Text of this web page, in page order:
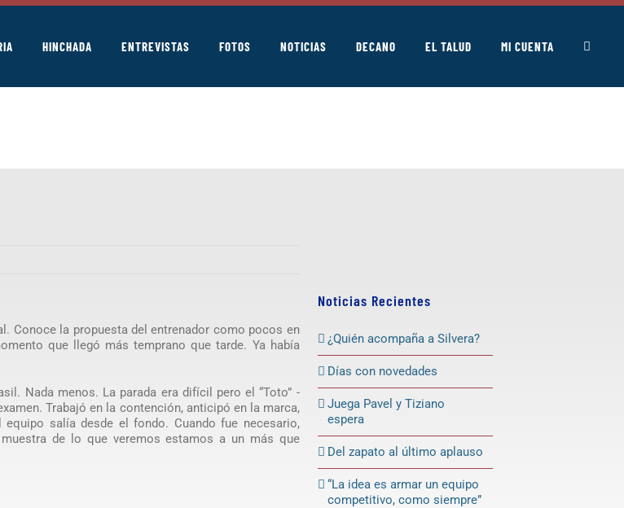
HINCHADA ENTREVISTAS FOTOS NOTICIAS DECANO EL TALUD MI CUENTA
Conoce la propuesta del entrenador como pocos en
que llegó más temprano que tarde. Ya había
Nada menos. La parada era difícil pero el “Toto” -
Trabajó en la contención, anticipó en la marca,
salía desde el fondo. Cuando fue necesario,
de lo que veremos estamos a un más que
Noticias Recientes
¿Quién acompaña a Silvera?
Días con novedades
Juega Pavel y Tiziano
espera
Del zapato al último aplauso
“La idea es armar un equipo
competitivo, como siempre”